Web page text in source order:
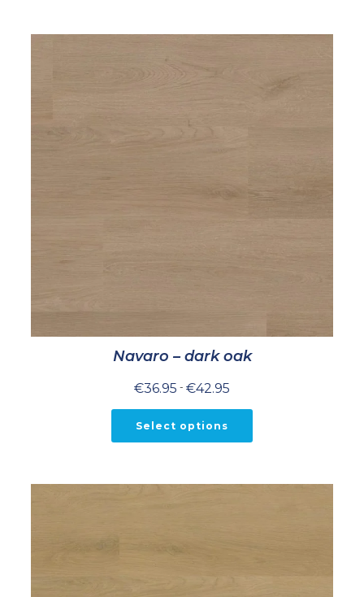
Navaro – dark oak
€36.95 - €42.95
tot
Select options